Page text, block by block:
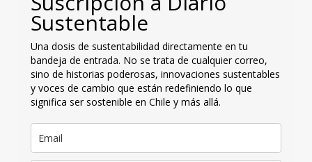
Sustentable
Una dosis de sustentabilidad directamente en tu
bandeja de entrada. No se trata de cualquier correo,
sino de historias poderosas, innovaciones sustentables
y voces de cambio que están redefiniendo lo que
significa ser sostenible en Chile y más allá.